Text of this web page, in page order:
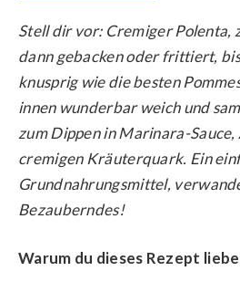
Stell dir vor: Cremiger Polenta,
dann gebacken oder frittiert,
knusprig wie die besten
innen wunderbar weich und
zum Dippen in Marinara-
cremigen Kräuterquark. Ein
Grundnahrungsmittel,
Bezauberndes!
Warum du dieses Rezept